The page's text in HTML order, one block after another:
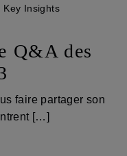
Key Insights
Q&A des
faire partager son
[…]